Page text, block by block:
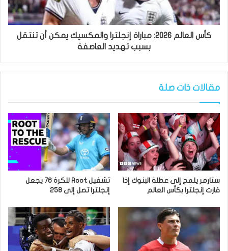
كأس العالم 2026: مباراة إنجلترا والمكسيك يمكن أن تنتقل
بسبب تهديد العاصفة
مقالات ذات صلة
ستارمر يلمح إلى عطلة البنوك إذا
فازت إنجلترا بكأس العالم
تشغيل Root للكرة 76 يجعل
إنجلترا تصل إلى 258